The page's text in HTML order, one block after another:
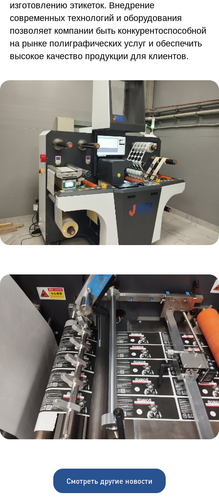
изготовлению этикеток. Внедрение
современных технологий и оборудования
позволяет компании быть конкурентоспособной
на рынке полиграфических услуг и обеспечить
высокое качество продукции для клиентов.
Смотреть другие новости